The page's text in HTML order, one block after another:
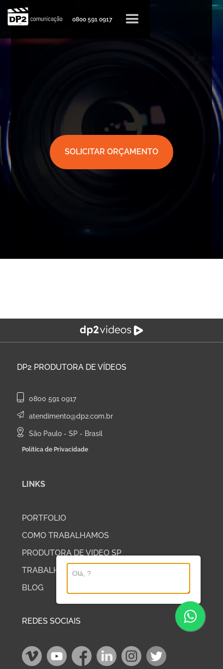
0800 591 0917
SOLICITAR ORÇAMENTO
DP2 PRODUTORA DE VÍDEOS
0800 591 0917
atendimento@dp2.com.br
São Paulo - SP - Brasil
Política de Privacidade
LINKS
PORTFOLIO
COMO TRABALHAMOS
PRODUTORA DE VIDEO SP
TRABALHE COM A DP2
BLOG
REDES SOCIAIS